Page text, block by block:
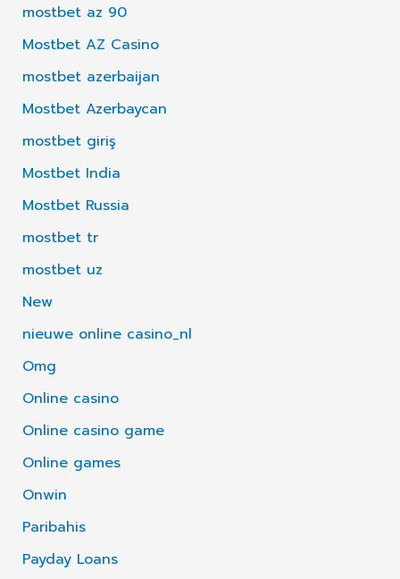
mostbet az 90
Mostbet AZ Casino
mostbet azerbaijan
Mostbet Azerbaycan
mostbet giriş
Mostbet India
Mostbet Russia
mostbet tr
mostbet uz
New
nieuwe online casino_nl
Omg
Online casino
Online casino game
Online games
Onwin
Paribahis
Payday Loans